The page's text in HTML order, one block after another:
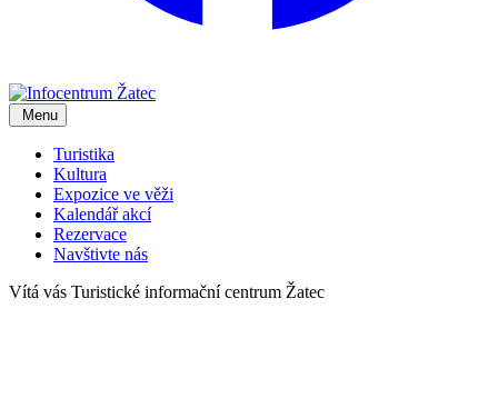
Menu
Turistika
Kultura
Expozice ve věži
Kalendář akcí
Rezervace
Navštivte nás
Vítá vás Turistické informační centrum Žatec